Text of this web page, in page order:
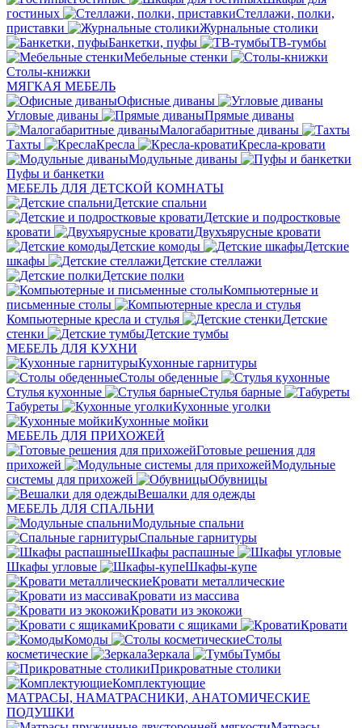
гостиных
Стеллажи, полки,
приставки
Журнальные столики
Банкетки, пуфы
ТВ-тумбы
Мебельные стенки
Столы-книжки
МЯГКАЯ МЕБЕЛЬ
Офисные диваны
Угловые диваны
Прямые диваны
Малогабаритные диваны
Тахты
Кресла
Кресла-кровати
Модульные диваны
Пуфы и банкетки
МЕБЕЛЬ ДЛЯ ДЕТСКОЙ КОМНАТЫ
Детские спальни
Детские и подростковые
кровати
Двухъярусные кровати
Детские комоды
Детские
шкафы
Детские стеллажи
Детские полки
Компьютерные и
письменные столы
Компьютерные кресла и стулья
Детские
стенки
Детские тумбы
МЕБЕЛЬ ДЛЯ КУХНИ
Кухонные гарнитуры
Столы обеденные
Стулья кухонные
Стулья барные
Табуреты
Кухонные уголки
Кухонные мойки
МЕБЕЛЬ ДЛЯ ПРИХОЖЕЙ
Готовые решения для
прихожей
Модульные
системы для прихожей
Обувницы
Вешалки для одежды
МЕБЕЛЬ ДЛЯ СПАЛЬНИ
Модульные спальни
Спальные гарнитуры
Шкафы распашные
Шкафы угловые
Шкафы-купе
Кровати металлические
Кровати из массива
Кровати из экокожи
Кровати с ящиками
Кровати
Комоды
Столы
косметические
Зеркала
Тумбы
Прикроватные столики
Комплектующие
МАТРАСЫ, НАМАТРАСНИКИ, АНАТОМИЧЕСКИЕ
ПОДУШКИ